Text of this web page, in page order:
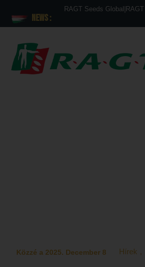
News :
RAGT Seeds Global
Közzé a 2025. December 8 Hírek ,